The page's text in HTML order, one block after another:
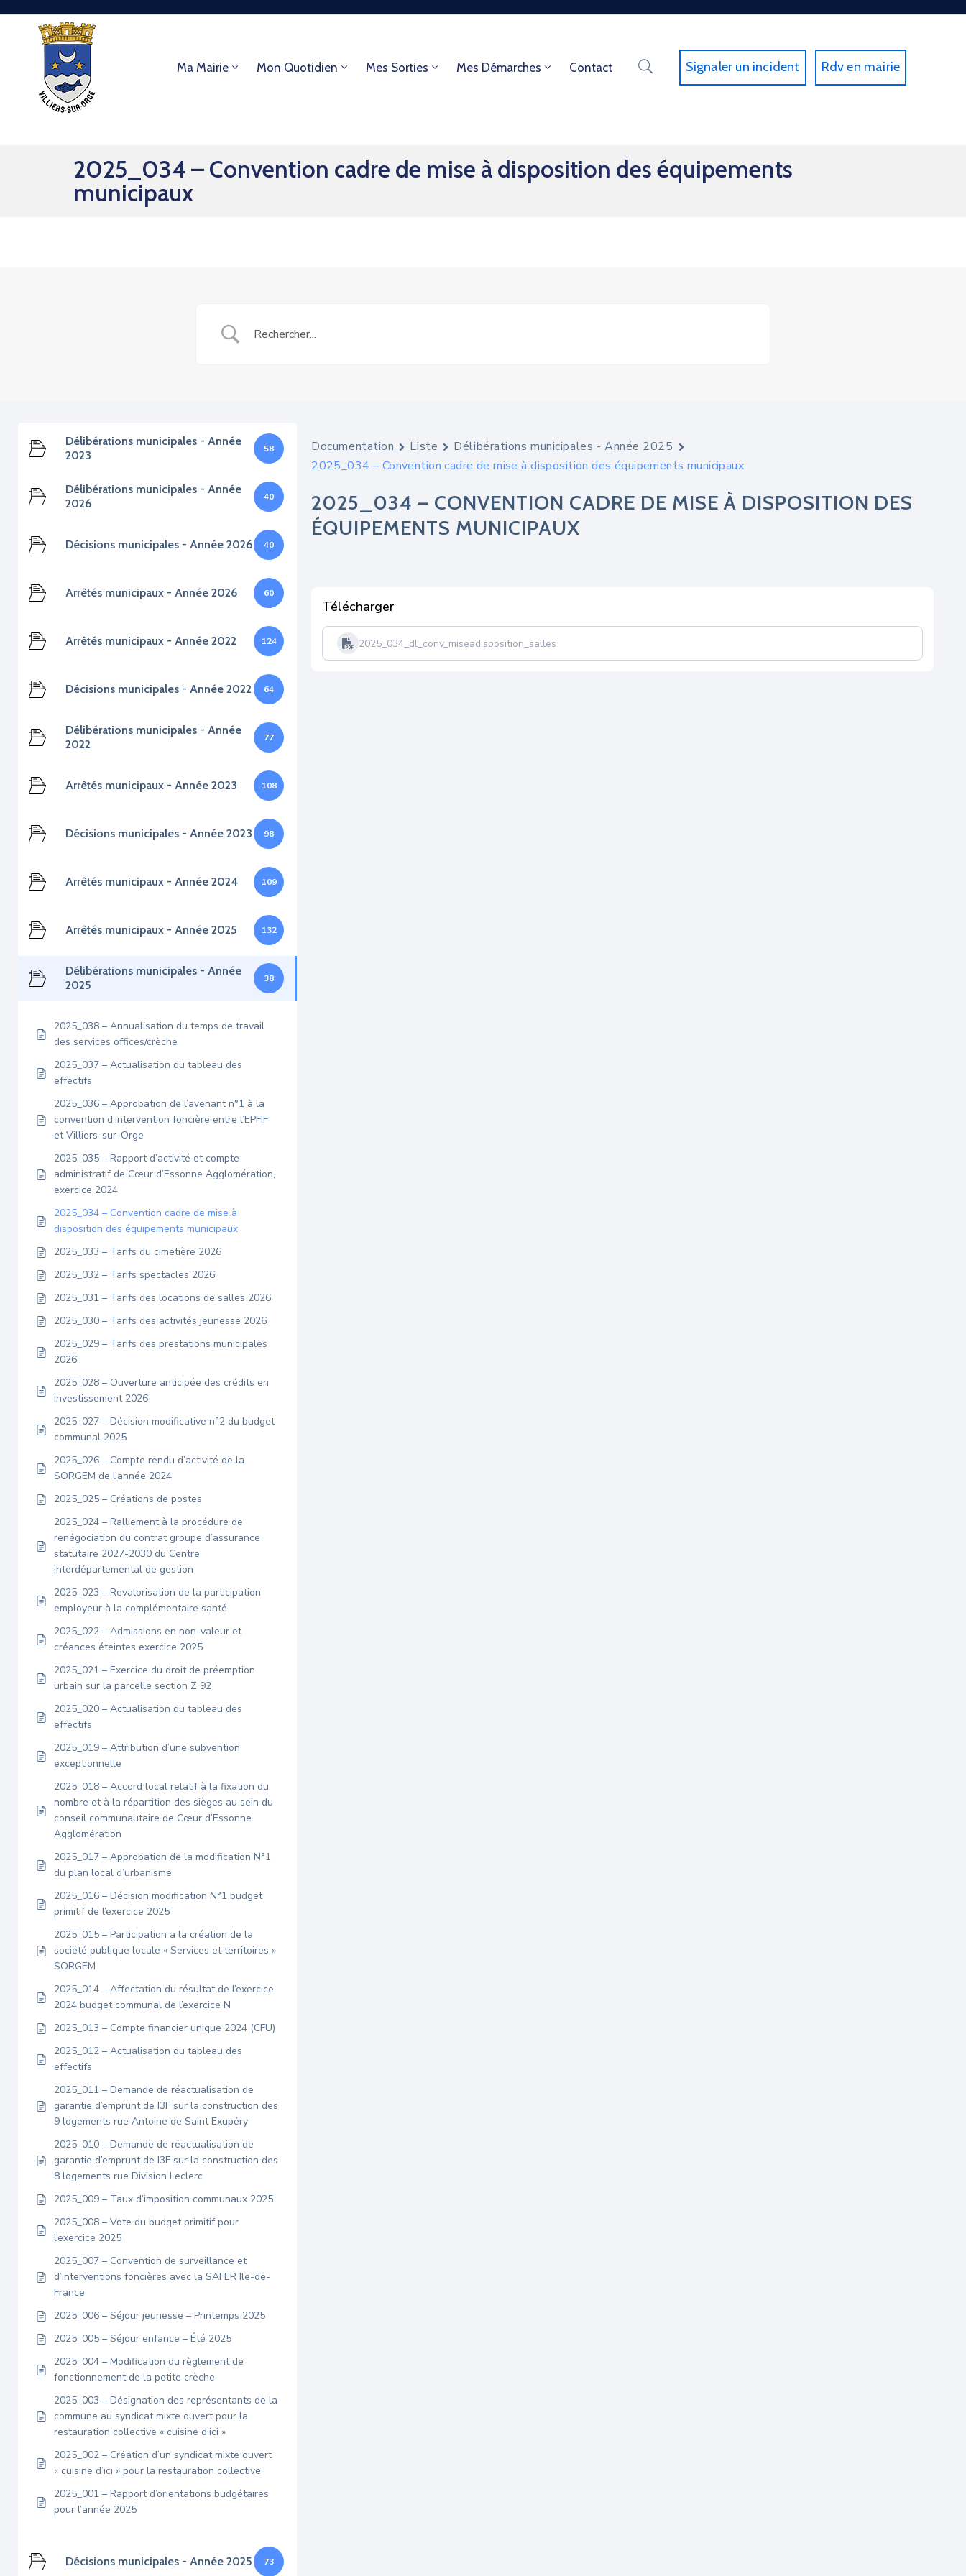
Ma Mairie Mon Quotidien Mes Sorties Mes Démarches Contact Signaler un incident Rdv en mairie
2025_034 – Convention cadre de mise à disposition des équipements
municipaux
Délibérations municipales - Année
2023
58
Délibérations municipales - Année
2026
40
Décisions municipales - Année 2026 40
Arrêtés municipaux - Année 2026 60
Arrêtés municipaux - Année 2022 124
Décisions municipales - Année 2022 64
Délibérations municipales - Année
2022
77
Arrêtés municipaux - Année 2023 108
Décisions municipales - Année 2023 98
Arrêtés municipaux - Année 2024 109
Arrêtés municipaux - Année 2025 132
Délibérations municipales - Année
2025
38
2025_038 – Annualisation du temps de travail
des services offices/crèche
2025_037 – Actualisation du tableau des
effectifs
2025_036 – Approbation de l’avenant n°1 à la
convention d’intervention foncière entre l’EPFIF
et Villiers-sur-Orge
2025_035 – Rapport d’activité et compte
administratif de Cœur d’Essonne Agglomération,
exercice 2024
2025_034 – Convention cadre de mise à
disposition des équipements municipaux
2025_033 – Tarifs du cimetière 2026
2025_032 – Tarifs spectacles 2026
2025_031 – Tarifs des locations de salles 2026
2025_030 – Tarifs des activités jeunesse 2026
2025_029 – Tarifs des prestations municipales
2026
2025_028 – Ouverture anticipée des crédits en
investissement 2026
2025_027 – Décision modificative n°2 du budget
communal 2025
2025_026 – Compte rendu d’activité de la
SORGEM de l’année 2024
2025_025 – Créations de postes
2025_024 – Ralliement à la procédure de
renégociation du contrat groupe d’assurance
statutaire 2027-2030 du Centre
interdépartemental de gestion
2025_023 – Revalorisation de la participation
employeur à la complémentaire santé
2025_022 – Admissions en non-valeur et
créances éteintes exercice 2025
2025_021 – Exercice du droit de préemption
urbain sur la parcelle section Z 92
2025_020 – Actualisation du tableau des
effectifs
2025_019 – Attribution d’une subvention
exceptionnelle
2025_018 – Accord local relatif à la fixation du
nombre et à la répartition des sièges au sein du
conseil communautaire de Cœur d’Essonne
Agglomération
2025_017 – Approbation de la modification N°1
du plan local d’urbanisme
2025_016 – Décision modification N°1 budget
primitif de l’exercice 2025
2025_015 – Participation a la création de la
société publique locale « Services et territoires »
SORGEM
2025_014 – Affectation du résultat de l’exercice
2024 budget communal de l’exercice N
2025_013 – Compte financier unique 2024 (CFU)
2025_012 – Actualisation du tableau des
effectifs
2025_011 – Demande de réactualisation de
garantie d’emprunt de I3F sur la construction des
9 logements rue Antoine de Saint Exupéry
2025_010 – Demande de réactualisation de
garantie d’emprunt de I3F sur la construction des
8 logements rue Division Leclerc
2025_009 – Taux d’imposition communaux 2025
2025_008 – Vote du budget primitif pour
l’exercice 2025
2025_007 – Convention de surveillance et
d’interventions foncières avec la SAFER Ile-de-
France
2025_006 – Séjour jeunesse – Printemps 2025
2025_005 – Séjour enfance – Été 2025
2025_004 – Modification du règlement de
fonctionnement de la petite crèche
2025_003 – Désignation des représentants de la
commune au syndicat mixte ouvert pour la
restauration collective « cuisine d’ici »
2025_002 – Création d’un syndicat mixte ouvert
« cuisine d’ici » pour la restauration collective
2025_001 – Rapport d’orientations budgétaires
pour l’année 2025
Décisions municipales - Année 2025 73
Documentation Liste
Délibérations municipales - Année 2025
2025_034 – Convention cadre de mise à disposition des équipements municipaux
2025_034 – CONVENTION CADRE DE MISE À DISPOSITION DES
ÉQUIPEMENTS MUNICIPAUX
Télécharger
2025_034_dl_conv_miseadisposition_salles